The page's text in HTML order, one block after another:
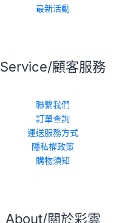
最新活動
Service/顧客服務
聯繫我們
訂單查詢
運送服務方式
隱私權政策
購物須知
About/關於彩雲